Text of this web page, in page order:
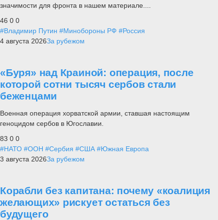
значимости для фронта в нашем материале....
46 0 0
#Владимир Путин #Минобороны РФ #Россия
4 августа 2026За рубежом
«Буря» над Краиной: операция, после
которой сотни тысяч сербов стали
беженцами
Военная операция хорватской армии, ставшая настоящим
геноцидом сербов в Югославии.
83 0 0
#НАТО #ООН #Сербия #США #Южная Европа
3 августа 2026За рубежом
Корабли без капитана: почему «коалиция
желающих» рискует остаться без
будущего